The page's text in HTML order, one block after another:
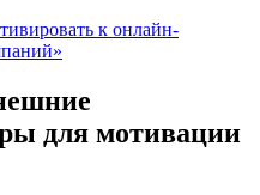
к онлайн-
для мотивации